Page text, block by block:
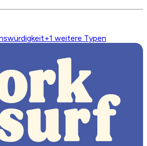
+1 weitere Typen